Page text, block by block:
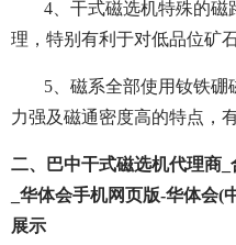
4、干式磁选机特殊的磁
理，特别有利于对低品位矿
5、磁系全部使用钕铁
力强及磁通密度高的特点，
二、巴中干式磁选机代理商
_华体会手机网页版-华体会
展示